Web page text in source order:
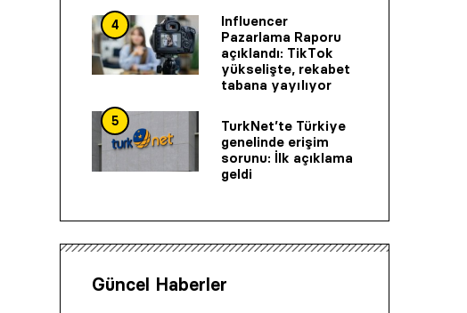
4
Influencer
Pazarlama Raporu
açıklandı: TikTok
yükselişte, rekabet
tabana yayılıyor
5
TurkNet’te Türkiye
genelinde erişim
sorunu: İlk açıklama
geldi
Güncel Haberler